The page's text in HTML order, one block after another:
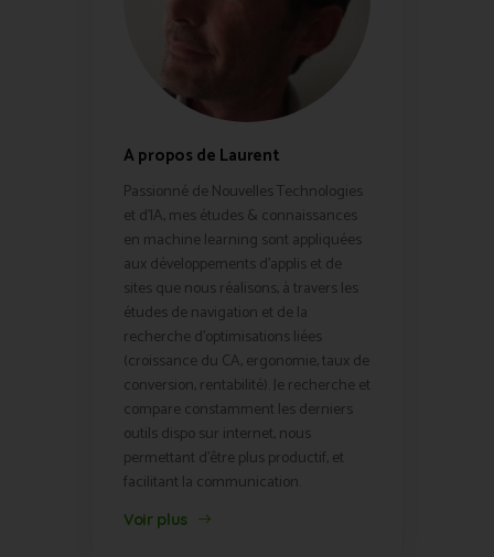
A propos de Laurent
Passionné de Nouvelles Technologies
et d'IA, mes études & connaissances
en machine learning sont appliquées
aux développements d'applis et de
sites que nous réalisons, à travers les
études de navigation et de la
recherche d'optimisations liées
(croissance du CA, ergonomie, taux de
conversion, rentabilité). Je recherche et
compare constamment les derniers
outils dispo sur internet, nous
permettant d'être plus productif, et
facilitant la communication.
Voir plus